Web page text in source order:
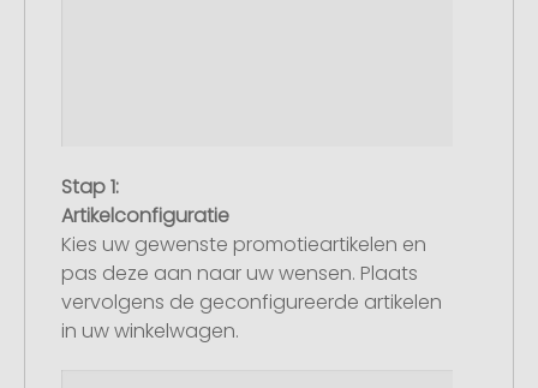
Stap 1:
Artikelconfiguratie
Kies uw gewenste promotieartikelen en
pas deze aan naar uw wensen. Plaats
vervolgens de geconfigureerde artikelen
in uw winkelwagen.